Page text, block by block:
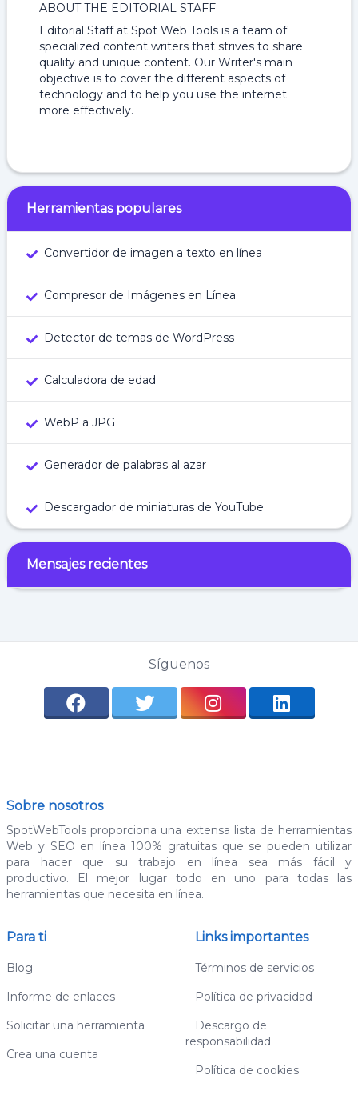
ABOUT THE EDITORIAL STAFF
Editorial Staff at Spot Web Tools is a team of
specialized content writers that strives to share
quality and unique content. Our Writer's main
objective is to cover the different aspects of
technology and to help you use the internet
more effectively.
Herramientas populares
Convertidor de imagen a texto en línea
Compresor de Imágenes en Línea
Detector de temas de WordPress
Calculadora de edad
WebP a JPG
Generador de palabras al azar
Descargador de miniaturas de YouTube
Mensajes recientes
Síguenos
Sobre nosotros
SpotWebTools proporciona una extensa lista de herramientas
Web y SEO en línea 100% gratuitas que se pueden utilizar
para hacer que su trabajo en línea sea más fácil y
productivo. El mejor lugar todo en uno para todas las
herramientas que necesita en línea.
Para ti
Blog
Informe de enlaces
Solicitar una herramienta
Crea una cuenta
Links importantes
Términos de servicios
Política de privacidad
Descargo de
responsabilidad
Política de cookies